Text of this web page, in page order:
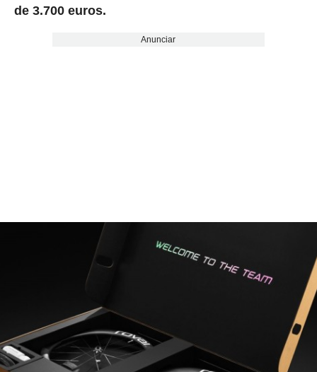
de 3.700 euros.
Anunciar